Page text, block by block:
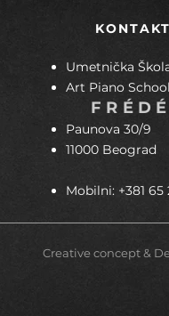
KONTAKT
Umetnička
Art Piano School
Paunova 30/9
11000 Beograd
Mobilni: +381 65
Creative concept &